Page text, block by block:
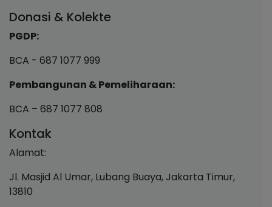
Donasi & Kolekte
PGDP:
BCA - 687 1077 999
Pembangunan & Pemeliharaan:
BCA – 687 1077 808
Kontak
Alamat:
Jl. Masjid Al Umar, Lubang Buaya, Jakarta Timur,
13810